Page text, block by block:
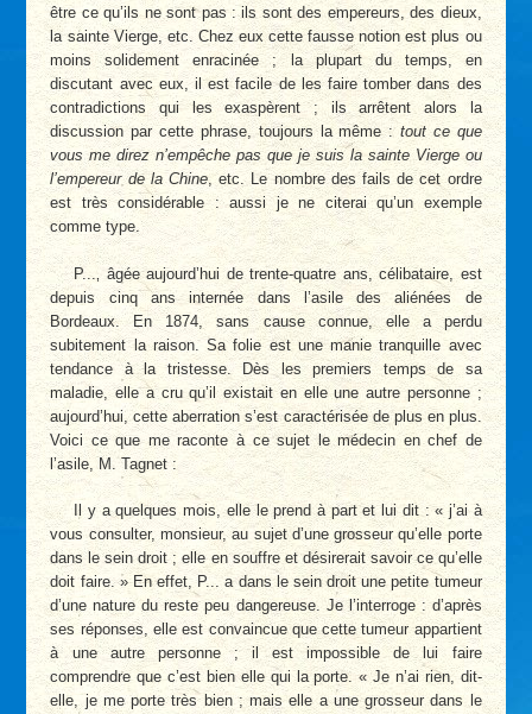
être ce qu’ils ne sont pas : ils sont des empereurs, des dieux,
la sainte Vierge, etc. Chez eux cette fausse notion est plus ou
moins solidement enracinée ; la plupart du temps, en
discutant avec eux, il est facile de les faire tomber dans des
contradictions qui les exaspèrent ; ils arrêtent alors la
discussion par cette phrase, toujours la même : tout ce que
vous me direz n’empêche pas que je suis la sainte Vierge ou
l’empereur de la Chine, etc. Le nombre des fails de cet ordre
est très considérable : aussi je ne citerai qu’un exemple
comme type.
P...‚ âgée aujourd’hui de trente-quatre ans, célibataire, est
depuis cinq ans internée dans l’asile des aliénées de
Bordeaux. En 1874, sans cause connue, elle a perdu
subitement la raison. Sa folie est une manie tranquille avec
tendance à la tristesse. Dès les premiers temps de sa
maladie, elle a cru qu’il existait en elle une autre personne ;
aujourd’hui, cette aberration s’est caractérisée de plus en plus.
Voici ce que me raconte à ce sujet le médecin en chef de
l’asile, M. Tagnet :
Il y a quelques mois, elle le prend à part et lui dit : « j’ai à
vous consulter, monsieur, au sujet d’une grosseur qu’elle porte
dans le sein droit ; elle en souffre et désirerait savoir ce qu’elle
doit faire. » En effet, P... a dans le sein droit une petite tumeur
d’une nature du reste peu dangereuse. Je l’interroge : d’après
ses réponses, elle est convaincue que cette tumeur appartient
à une autre personne ; il est impossible de lui faire
comprendre que c’est bien elle qui la porte. « Je n’ai rien, dit-
elle, je me porte très bien ; mais elle a une grosseur dans le